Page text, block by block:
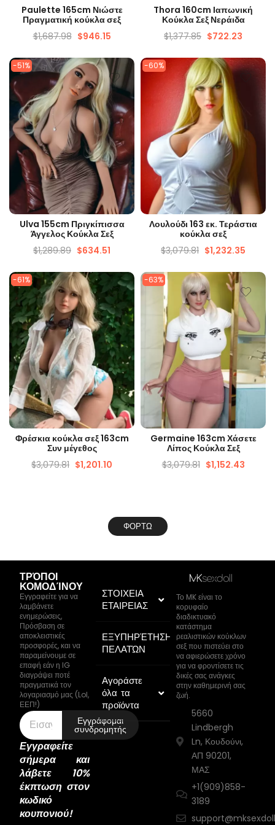
ΓΡΉΓΟΡΗ ΜΑΤΙΆ
Paulette 165cm Νιώστε
Πραγματική κούκλα σεξ
$1,687.98 $946.15
ΓΡΉΓΟΡΗ ΜΑΤΙΆ
Thora 160cm Ιαπωνική
Κούκλα Σεξ Νεράιδα
$1,377.85 $722.23
-51%
ΓΡΉΓΟΡΗ ΜΑΤΙΆ
Ulva 155cm Πριγκίπισσα
Άγγελος Κούκλα Σεξ
$1,289.89 $634.51
-60%
ΓΡΉΓΟΡΗ ΜΑΤΙΆ
Λουλούδι 163 εκ. Τεράστια
κούκλα σεξ
$3,079.81 $1,232.35
-61%
ΓΡΉΓΟΡΗ ΜΑΤΙΆ
Φρέσκια κούκλα σεξ 163cm
Συν μέγεθος
$3,079.81 $1,201.10
-63%
ΓΡΉΓΟΡΗ ΜΑΤΙΆ
Germaine 163cm Χάσετε
Λίπος Κούκλα Σεξ
$3,079.81 $1,152.43
ΦΟΡΤΏ
ΤΡΌΠΟΙ
ΚΟΜΟΔΊΝΟΥ
Εγγραφείτε για να
λαμβάνετε
ενημερώσεις,
Πρόσβαση σε
αποκλειστικές
προσφορές, και να
παραμείνουμε σε
επαφή εάν η IG
διαγράψει ποτέ
πραγματικά τον
λογαριασμό μας (Lol,
ΕΕΠ!)
Εγγράφομαι
συνδρομητής
Εγγραφείτε
σήμερα και
λάβετε 10%
έκπτωση στον
κωδικό
κουπονιού!
ΣΤΟΙΧΕΙΑ
ΕΤΑΙΡΕΙΑΣ
ΕΞΥΠΗΡΈΤΗΣΗ
ΠΕΛΑΤΏΝ
Αγοράστε
όλα τα
προϊόντα
Το MK είναι το
κορυφαίο
διαδικτυακό
κατάστημα
ρεαλιστικών κούκλων
σεξ που πιστεύει στο
να αφιερώσετε χρόνο
για να φροντίσετε τις
δικές σας ανάγκες
στην καθημερινή σας
ζωή.
5660
Lindbergh
Ln, Κουδούνι,
ΑΠ 90201,
ΜΑΣ
+1(909)858-
3189